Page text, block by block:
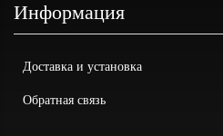
Информация
Доставка и установка
Обратная связь